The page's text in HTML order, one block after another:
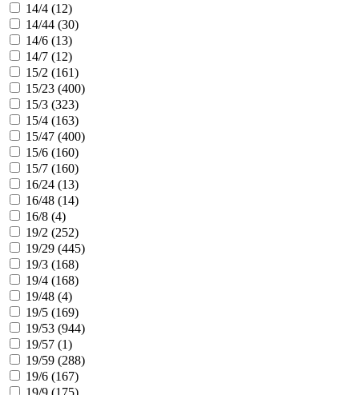
14/4 (12)
14/44 (30)
14/6 (13)
14/7 (12)
15/2 (161)
15/23 (400)
15/3 (323)
15/4 (163)
15/47 (400)
15/6 (160)
15/7 (160)
16/24 (13)
16/48 (14)
16/8 (4)
19/2 (252)
19/29 (445)
19/3 (168)
19/4 (168)
19/48 (4)
19/5 (169)
19/53 (944)
19/57 (1)
19/59 (288)
19/6 (167)
19/9 (175)